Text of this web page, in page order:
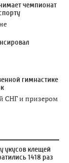
чемпионат
гимнастике
СНГ и призером
укусов клещей
1418 раз